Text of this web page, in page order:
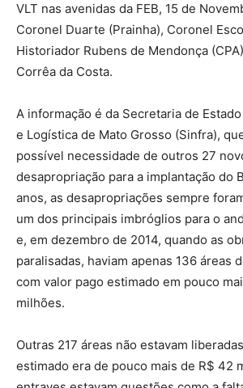
VLT nas avenidas da FEB, 15 de
Coronel Duarte (Prainha), Coronel
Historiador Rubens de Mendonça
Corrêa da Costa.
A informação é da Secretaria de
e Logística de Mato Grosso (Sinfra),
possível necessidade de outros 27
desapropriação para a implantação do
anos, as desapropriações sempre
um dos principais imbróglios para o
e, em dezembro de 2014, quando as
paralisadas, haviam apenas 136 áreas
com valor pago estimado em pouco
milhões.
Outras 217 áreas não estavam
estimado era de pouco mais de R$ 42